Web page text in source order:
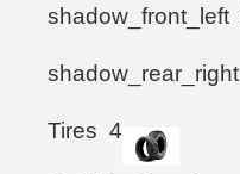
shadow_front_left
shadow_rear_right
Tires 4